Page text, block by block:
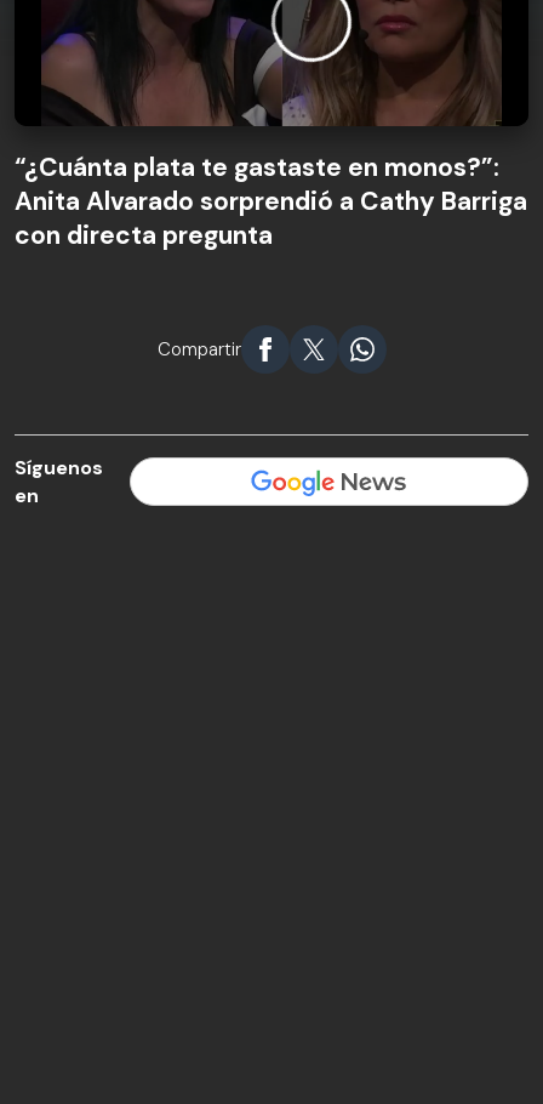
“¿Cuánta plata te gastaste en monos?”:
Anita Alvarado sorprendió a Cathy Barriga
con directa pregunta
Compartir
Síguenos
en